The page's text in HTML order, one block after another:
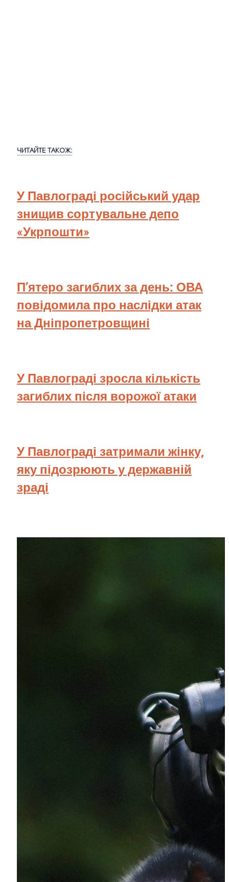
ЧИТАЙТЕ ТАКОЖ:
У Павлограді російський удар
знищив сортувальне депо
«Укрпошти»
П’ятеро загиблих за день: ОВА
повідомила про наслідки атак
на Дніпропетровщині
У Павлограді зросла кількість
загиблих після ворожої атаки
У Павлограді затримали жінку,
яку підозрюють у державній
зраді